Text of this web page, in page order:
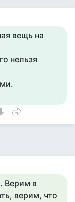
вещь на
нельзя
Верим в
верим, что